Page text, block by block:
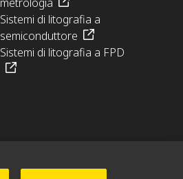
metrologia
Sistemi di litografia a
semiconduttore
Sistemi di litografia a FPD